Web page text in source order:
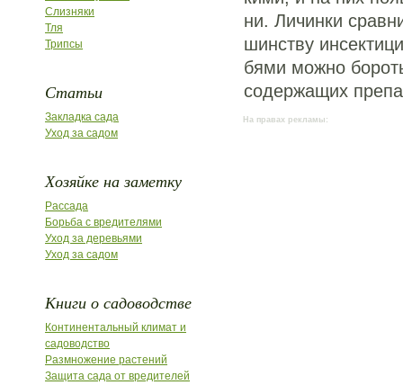
Слизняки
Тля
Трипсы
Статьи
Закладка сада
Уход за садом
Хозяйке на заметку
Рассада
Борьба с вредителями
Уход за деревьями
Уход за садом
Книги о садоводстве
Континентальный климат и
садоводство
Размножение растений
Защита сада от вредителей
ни. Личинки
шинству
бями можно
содержащих
На правах рекламы: